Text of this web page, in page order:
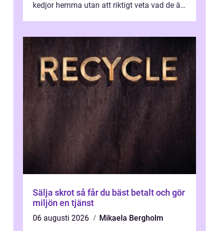
kedjor hemma utan att riktigt veta vad de är
Sälja skrot så får du bäst betalt och gör
miljön en tjänst
06 augusti 2026
Mikaela Bergholm